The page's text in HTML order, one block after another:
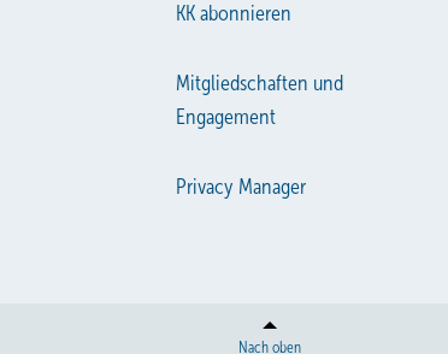
KK abonnieren
Mitgliedschaften und
Engagement
Privacy Manager
Nach oben